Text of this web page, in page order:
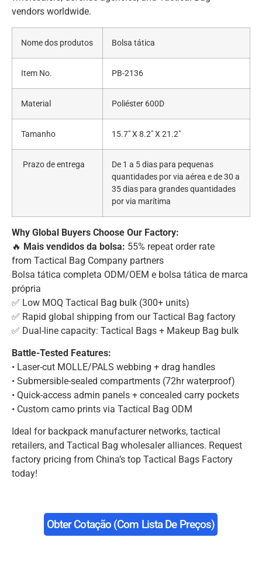
vendors worldwide.
Nome dos produtos Bolsa tática
Item No. PB-2136
Material Poliéster 600D
Tamanho 15.7″ X 8.2″ X 21.2″
Prazo de entrega
De 1 a 5 dias para pequenas
quantidades por via aérea e de 30 a
35 dias para grandes quantidades
por via marítima
Why Global Buyers Choose Our Factory:
🔥 Mais vendidos da bolsa: 55% repeat order rate
from Tactical Bag Company partners
Bolsa tática completa ODM/OEM e bolsa tática de marca
própria
✅ Low MOQ Tactical Bag bulk (300+ units)
✅ Rapid global shipping from our Tactical Bag factory
✅ Dual-line capacity: Tactical Bags + Makeup Bag bulk
Battle-Tested Features:
• Laser-cut MOLLE/PALS webbing + drag handles
• Submersible-sealed compartments (72hr waterproof)
• Quick-access admin panels + concealed carry pockets
• Custom camo prints via Tactical Bag ODM
Ideal for backpack manufacturer networks, tactical
retailers, and Tactical Bag wholesaler alliances. Request
factory pricing from China’s top Tactical Bags Factory
today!
Obter Cotação (com Lista De Preços)